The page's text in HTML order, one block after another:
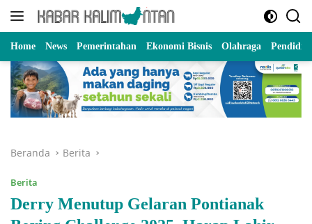
Langsung
Home News Pemerintahan Ekonomi Bisnis Olahraga
Beranda Berita
Berita
Derry Menutup Gelaran Pontianak